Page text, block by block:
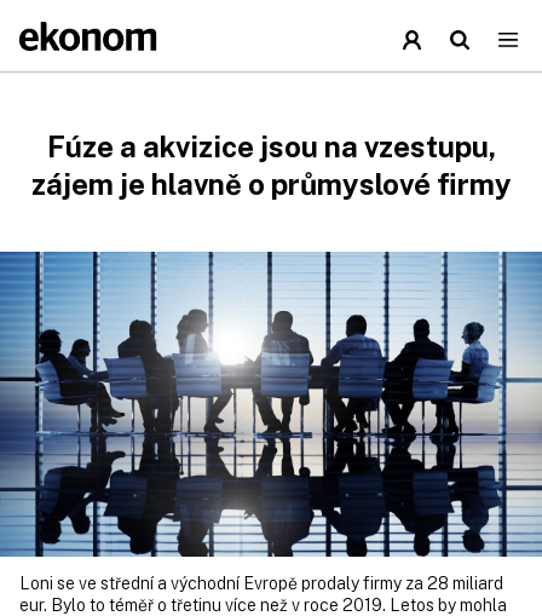
Fúze a akvizice jsou na vzestupu,
zájem je hlavně o průmyslové firmy
Loni se ve střední a východní Evropě prodaly firmy za 28 miliard
eur. Bylo to téměř o třetinu více než v roce 2019. Letos by mohla